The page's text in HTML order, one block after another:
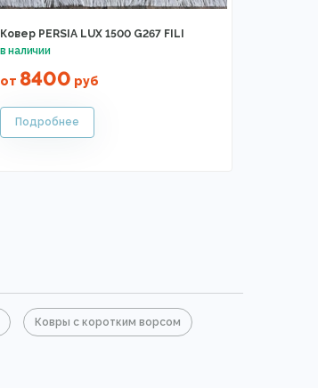
Ковер PERSIA LUX 1500 G267 FILI
от 8400 руб
Ковры с коротким ворсом